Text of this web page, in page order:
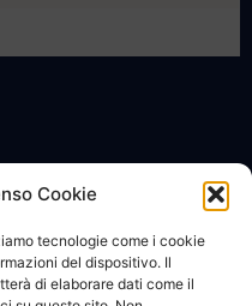
Cookie
tecnologie come i cookie
del dispositivo. Il
di elaborare dati come il
POLICY PRIVACY